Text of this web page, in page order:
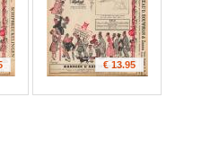
€ 13.95